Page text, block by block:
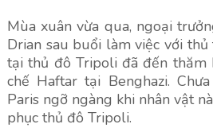
Mùa xuân vừa qua, ngoại
Drian sau buổi làm việc với thủ
tại thủ đô Tripoli đã đến thăm
chế Haftar tại Benghazi.
Paris ngỡ ngàng khi nhân vật
phục thủ đô Tripoli.